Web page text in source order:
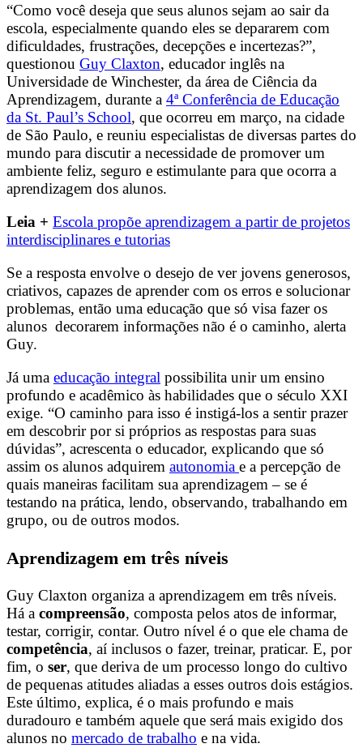
“Como você deseja que seus alunos sejam ao sair da
escola, especialmente quando eles se depararem com
dificuldades, frustrações, decepções e incertezas?”,
questionou Guy Claxton, educador inglês na
Universidade de Winchester, da área de Ciência da
Aprendizagem, durante a 4ª Conferência de Educação
da St. Paul’s School, que ocorreu em março, na cidade
de São Paulo, e reuniu especialistas de diversas partes do
mundo para discutir a necessidade de promover um
ambiente feliz, seguro e estimulante para que ocorra a
aprendizagem dos alunos.
Leia + Escola propõe aprendizagem a partir de projetos
interdisciplinares e tutorias
Se a resposta envolve o desejo de ver jovens generosos,
criativos, capazes de aprender com os erros e solucionar
problemas, então uma educação que só visa fazer os
alunos decorarem informações não é o caminho, alerta
Guy.
Já uma educação integral possibilita unir um ensino
profundo e acadêmico às habilidades que o século XXI
exige. “O caminho para isso é instigá-los a sentir prazer
em descobrir por si próprios as respostas para suas
dúvidas”, acrescenta o educador, explicando que só
assim os alunos adquirem autonomia e a percepção de
quais maneiras facilitam sua aprendizagem – se é
testando na prática, lendo, observando, trabalhando em
grupo, ou de outros modos.
Aprendizagem em três níveis
Guy Claxton organiza a aprendizagem em três níveis.
Há a compreensão, composta pelos atos de informar,
testar, corrigir, contar. Outro nível é o que ele chama de
competência, aí inclusos o fazer, treinar, praticar. E, por
fim, o ser, que deriva de um processo longo do cultivo
de pequenas atitudes aliadas a esses outros dois estágios.
Este último, explica, é o mais profundo e mais
duradouro e também aquele que será mais exigido dos
alunos no mercado de trabalho e na vida.